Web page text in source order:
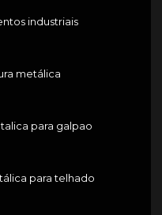
industriais
metálica
para galpao
para telhado